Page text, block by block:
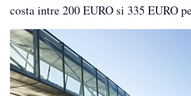
costa intre 200 EURO si 335 EURO